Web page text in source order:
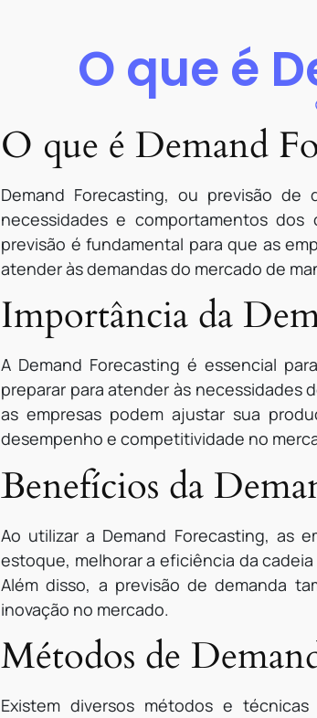
O que é
O que é Demand
Demand Forecasting, ou previsão
necessidades e comportamentos
previsão é fundamental para que as
atender às demandas do mercado de
Importância da
A Demand Forecasting é essencial
preparar para atender às necessidades
as empresas podem ajustar sua
desempenho e competitividade no
Benefícios da
Ao utilizar a Demand Forecasting, as
estoque, melhorar a eficiência da
Além disso, a previsão de demanda
inovação no mercado.
Métodos de
Existem diversos métodos e